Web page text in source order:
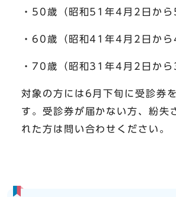
・50歳（昭和51年4月2日から
・60歳（昭和41年4月2日から
・70歳（昭和31年4月2日から
対象の方には6月下旬に受診券
す。受診券が届かない方、紛失
れた方は問い合わせください。